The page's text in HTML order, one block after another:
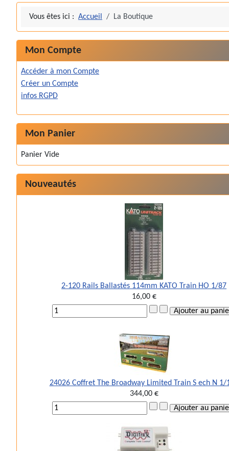
Vous êtes ici : Accueil La Boutique
Mon Compte
Accéder à mon Compte
Créer un Compte
infos RGPD
Mon Panier
Panier Vide
Nouveautés
2-120 Rails Ballastés 114mm KATO Train HO 1/87
16,00 €
24026 Coffret The Broadway Limited Train S ech N 1/
344,00 €